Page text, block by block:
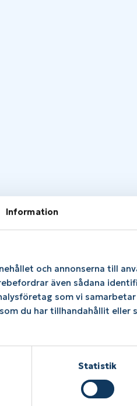
Information
och annonserna till
även sådana
som vi samarbetar
du har tillhandahållit eller
Statistik